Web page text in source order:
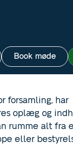
Book møde
forsamling, har
oplæg og
rumme alt fra
eller